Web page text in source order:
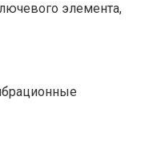
элемента,